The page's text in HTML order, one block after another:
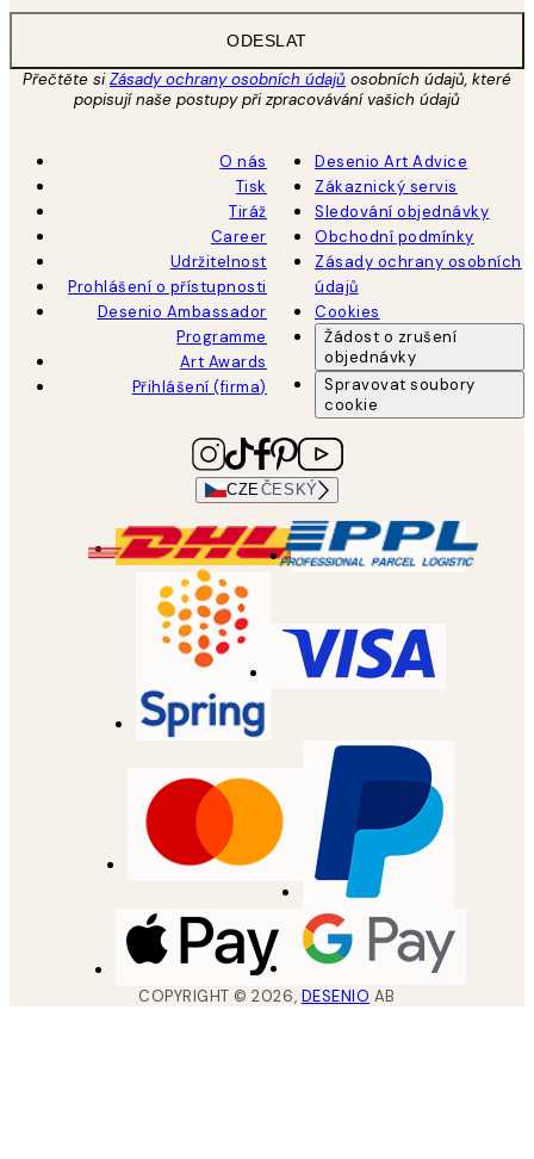
ODESLAT
Přečtěte siZásady ochrany osobních údajů osobních údajů, které
popisují naše postupy při zpracovávání vašich údajů
O nás
Tisk
Tiráž
Career
Udržitelnost
Prohlášení o přístupnosti
Desenio Ambassador
Programme
Art Awards
Přihlášení (firma)
Desenio Art Advice
Zákaznický servis
Sledování objednávky
Obchodní podmínky
Zásady ochrany osobních
údajů
Cookies
Žádost o zrušení
objednávky
Spravovat soubory
cookie
CZEČESKÝ
COPYRIGHT ©2026, DESENIO AB